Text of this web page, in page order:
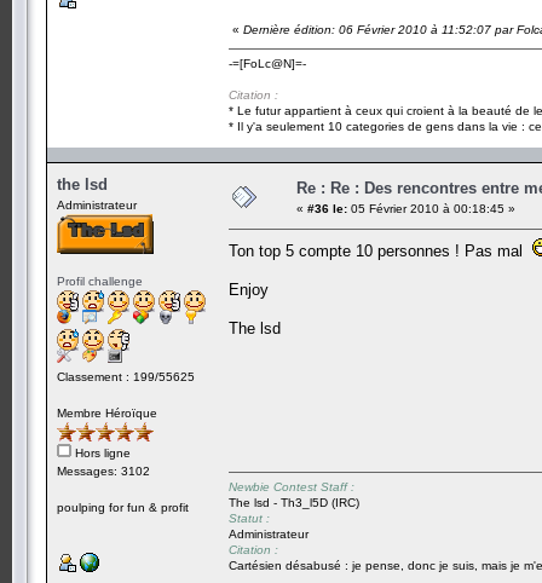
« Dernière édition: 06 Février 2010 à 11:52:07 par
-=[FoLc@N]=-
Citation :
* Le futur appartient à ceux qui croient à la beauté de
* Il y'a seulement 10 categories de gens dans la vie :
the lsd
Administrateur
Profil challenge
Classement : 199/55625
Membre Héroïque
Hors ligne
Messages: 3102
poulping for fun & profit
Re : Re : Des rencontres entre
« #36 le: 05 Février 2010 à 00:18:45 »
Ton top 5 compte 10 personnes ! Pas mal
Enjoy
The lsd
Newbie Contest Staff :
The lsd - Th3_l5D (IRC)
Statut :
Administrateur
Citation :
Cartésien désabusé : je pense, donc je suis, mais je